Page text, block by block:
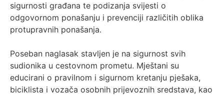
sigurnosti građana te podizanja svijesti o
odgovornom ponašanju i prevenciji različitih oblika
protupravnih ponašanja.
Poseban naglasak stavljen je na sigurnost svih
sudionika u cestovnom prometu. Mještani su
educirani o pravilnom i sigurnom kretanju pješaka,
biciklista i vozača osobnih prijevoznih sredstava, kao